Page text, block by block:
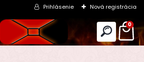
Prihlásenie Nová registrácia
0